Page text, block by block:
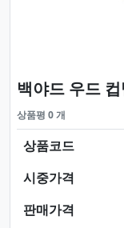
백야드 우드
상품평 0 개
상품코드
시중가격
판매가격